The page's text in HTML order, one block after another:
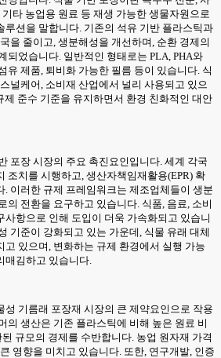
타 농업용 원료 등 재생 가능한 생물자원으로
루션을 말합니다. 기존의 석유 기반 플라스틱과
을 줄이고, 생분해성을 개선하며, 순환 경제의
되었습니다. 일반적인 형태로는 PLA, PHA와
유 제품, 퇴비화 가능한 필름 등이 있습니다. 식
널케어, 소비재 산업에서 널리 사용되고 있으
제 준수 기준을 유지하면서 환경 친화적인 대안
포장 시장의 주요 촉진요인입니다. 세계 각국
조치를 시행하고, 생산자책임재활용(EPR) 확
. 이러한 규제 프레임워크는 제조업체들이 생분
의 전환을 요구하고 있습니다. 식품, 음료, 소비
사항으로 인해 도입이 더욱 가속화되고 있습니
기준이 강화되고 있는 가운데, 식물 유래 대체
고 있으며, 변화하는 규제 환경에서 실행 가능
매김하고 있습니다.
성 기름래 포장재 시장의 큰 제약요인으로 작용
의 생산은 기존 플라스틱에 비해 높은 원료 비
규모의 경제를 수반합니다. 농업 원자재 가격
영향을 미치고 있습니다. 또한, 연구개발, 인증